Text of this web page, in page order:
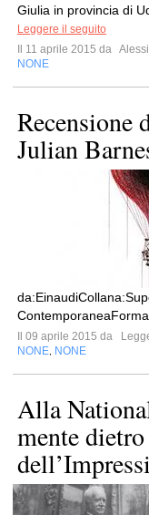
Giulia in provincia di
Leggere il seguito
Il 11 aprile 2015 da
NONE
Julian
Il 09 aprile 2015 da
NONE NONE
Alla
mente